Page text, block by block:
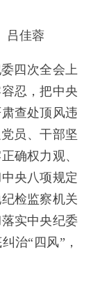
吕佳蓉
四次全会上
忍，把中央
查处顶风违
员、干部坚
确权力观、
央八项规定
检监察机关
实中央纪委
治“四风”，